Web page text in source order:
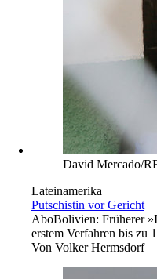
David Mercado/
Lateinamerika
Putschistin vor Gericht
AboBolivien: Früherer
erstem Verfahren bis zu
Von Volker Hermsdorf